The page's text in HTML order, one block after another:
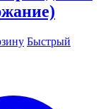
Быстрый